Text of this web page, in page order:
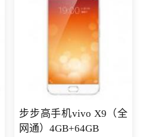
步步高手机vivo X9（全
网通）4GB+64GB